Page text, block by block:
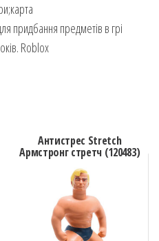
придбання предметів в грі
Roblox
Антистрес Stretch
Армстронг стретч (120483)